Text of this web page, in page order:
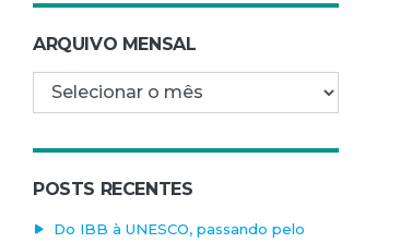
ARQUIVO MENSAL
Arquivo mensal
POSTS RECENTES
Do IBB à UNESCO, passando pelo